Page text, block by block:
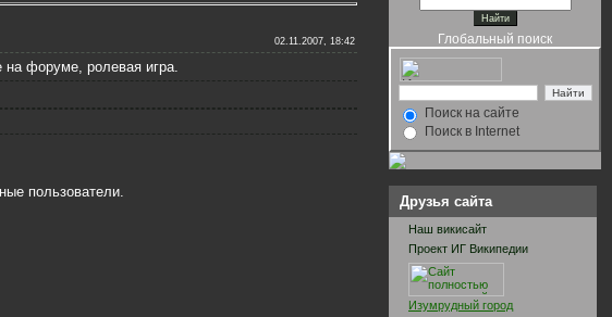
02.11.2007, 18:42
форуме, ролевая игра.
пользователи.
Глобальный поиск
Поиск на сайте
Поиск в Internet
Друзья сайта
Наш викисайт
Проект ИГ Википедии
Изумрудный город